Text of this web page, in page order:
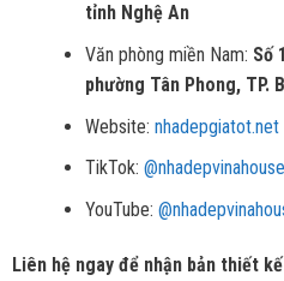
tỉnh Nghệ An
Văn phòng miền Nam: Số
phường Tân Phong, TP.
Website: nhadepgiatot.net
TikTok: @nhadepvinahouse
YouTube:
Liên hệ ngay để nhận bản thiết